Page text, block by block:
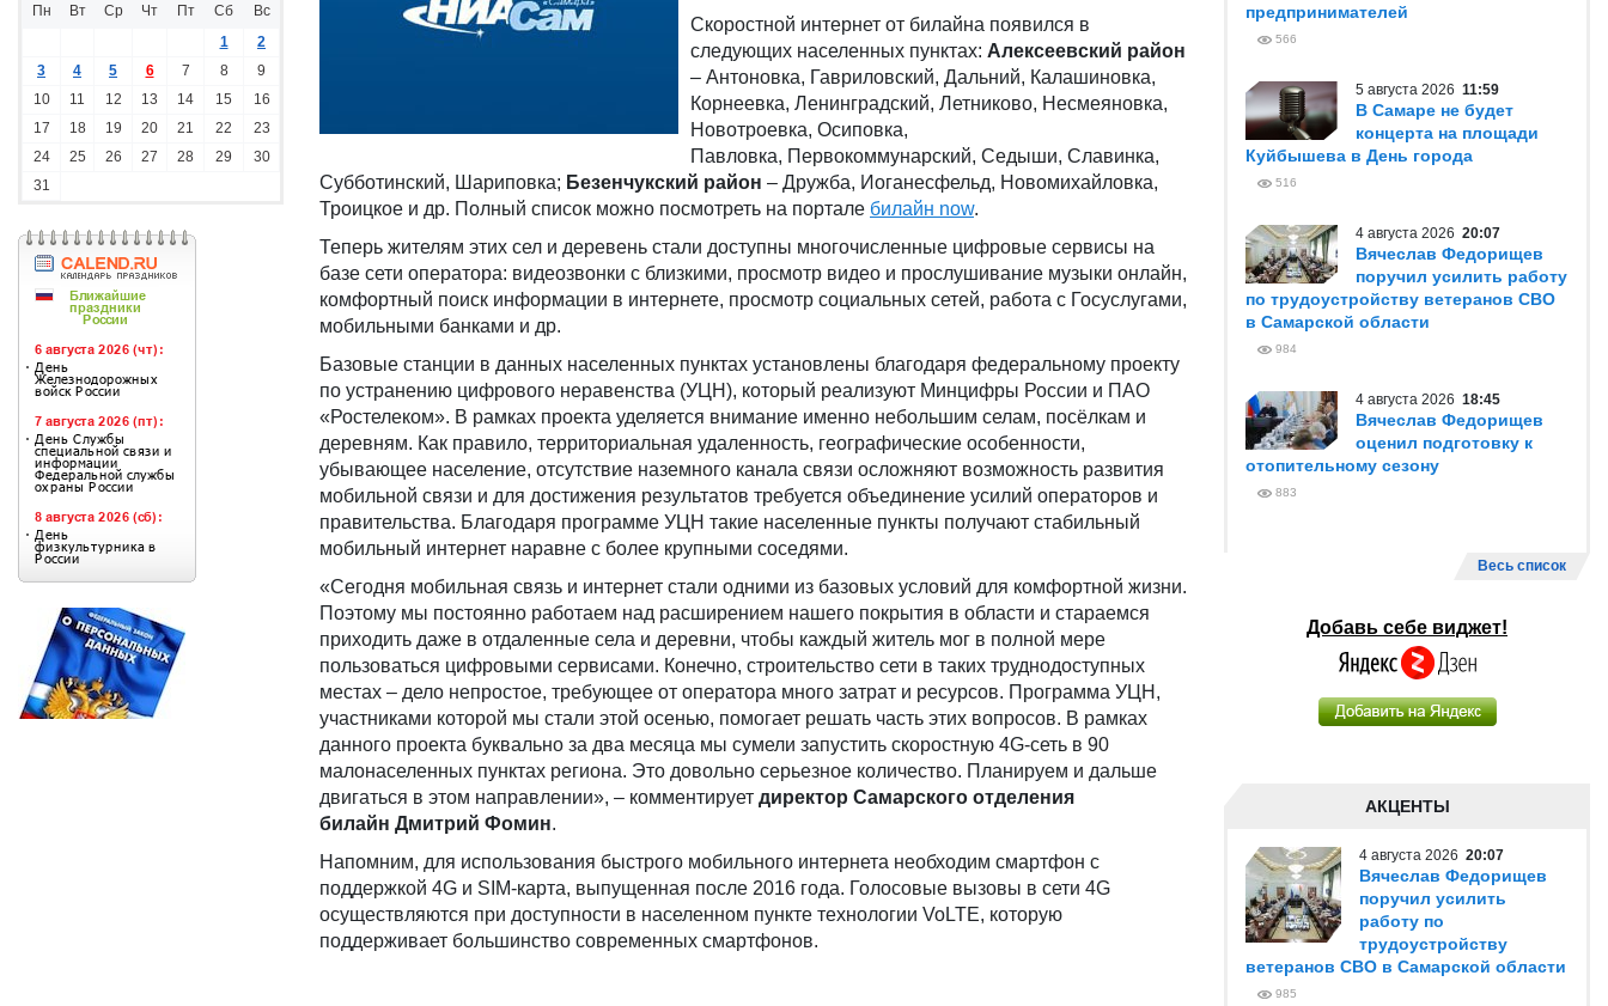
Пн Вт Ср Чт Пт Сб
Вс
1
2
3
4 5 6 7 8
9
10
11 12 13 14 15
16
17
18 19 20 21 22
23
24
25 26 27 28 29
30
31
Скоростной интернет от билайна появился в
следующих населенных пунктах: Алексеевский район
– Антоновка, Гавриловский, Дальний, Калашиновка,
Корнеевка, Ленинградский, Летниково, Несмеяновка,
Новотроевка, Осиповка,
Павловка, Первокоммунарский, Седыши, Славинка,
Субботинский, Шариповка; Безенчукский район – Дружба, Иоганесфельд, Новомихайловка,
Троицкое и др. Полный список можно посмотреть на портале билайн now.
Теперь жителям этих сел и деревень стали доступны многочисленные цифровые сервисы на
базе сети оператора: видеозвонки с близкими, просмотр видео и прослушивание музыки онлайн,
комфортный поиск информации в интернете, просмотр социальных сетей, работа с Госуслугами,
мобильными банками и др.
Базовые станции в данных населенных пунктах установлены благодаря федеральному проекту
по устранению цифрового неравенства (УЦН), который реализуют Минцифры России и ПАО
«Ростелеком». В рамках проекта уделяется внимание именно небольшим селам, посёлкам и
деревням. Как правило, территориальная удаленность, географические особенности,
убывающее население, отсутствие наземного канала связи осложняют возможность развития
мобильной связи и для достижения результатов требуется объединение усилий операторов и
правительства. Благодаря программе УЦН такие населенные пункты получают стабильный
мобильный интернет наравне с более крупными соседями.
«Сегодня мобильная связь и интернет стали одними из базовых условий для комфортной жизни.
Поэтому мы постоянно работаем над расширением нашего покрытия в области и стараемся
приходить даже в отдаленные села и деревни, чтобы каждый житель мог в полной мере
пользоваться цифровыми сервисами. Конечно, строительство сети в таких труднодоступных
местах – дело непростое, требующее от оператора много затрат и ресурсов. Программа УЦН,
участниками которой мы стали этой осенью, помогает решать часть этих вопросов. В рамках
данного проекта буквально за два месяца мы сумели запустить скоростную 4G-сеть в 90
малонаселенных пунктах региона. Это довольно серьезное количество. Планируем и дальше
двигаться в этом направлении», – комментирует директор Самарского отделения
билайн Дмитрий Фомин.
Напомним, для использования быстрого мобильного интернета необходим смартфон с
поддержкой 4G и SIM-карта, выпущенная после 2016 года. Голосовые вызовы в сети 4G
осуществляются при доступности в населенном пункте технологии VoLTE, которую
поддерживает большинство современных смартфонов.
предпринимателей
566
5 августа 2026 11:59
В Самаре не будет
концерта на площади
Куйбышева в День города
516
4 августа 2026 20:07
Вячеслав Федорищев
поручил усилить работу
по трудоустройству ветеранов СВО
в Самарской области
984
4 августа 2026 18:45
Вячеслав Федорищев
оценил подготовку к
отопительному сезону
883
Весь список
Добавь себе виджет!
АКЦЕНТЫ
4 августа 2026 20:07
Вячеслав Федорищев
поручил усилить
работу по
трудоустройству
ветеранов СВО в Самарской области
985